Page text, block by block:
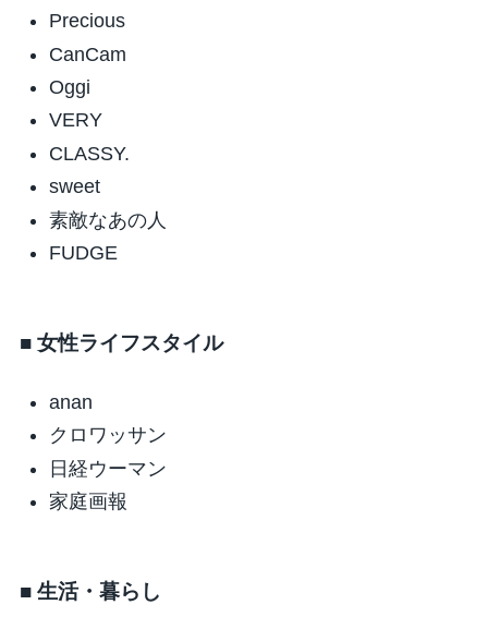
Precious
CanCam
Oggi
VERY
CLASSY.
sweet
素敵なあの人
FUDGE
■ 女性ライフスタイル
anan
クロワッサン
日経ウーマン
家庭画報
■ 生活・暮らし